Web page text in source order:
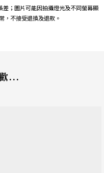
差；圖片可能因拍攝燈光及不同螢幕顯
，不接受退換及退款。
...